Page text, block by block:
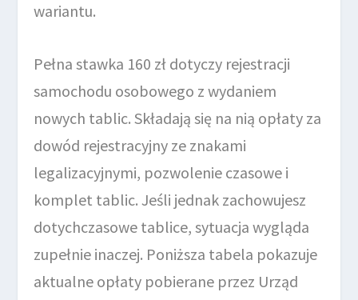
wariantu.
Pełna stawka 160 zł dotyczy rejestracji
samochodu osobowego z wydaniem
nowych tablic. Składają się na nią opłaty za
dowód rejestracyjny ze znakami
legalizacyjnymi, pozwolenie czasowe i
komplet tablic. Jeśli jednak zachowujesz
dotychczasowe tablice, sytuacja wygląda
zupełnie inaczej. Poniższa tabela pokazuje
aktualne opłaty pobierane przez Urząd